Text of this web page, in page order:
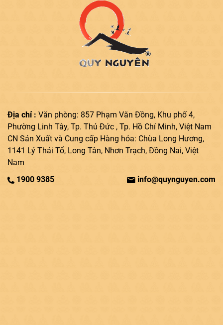
Địa chỉ : Văn phòng: 857 Phạm Văn Đồng, Khu phố 4,
Phường Linh Tây, Tp. Thủ Đức , Tp. Hồ Chí Minh, Việt Nam
CN Sản Xuất và Cung cấp Hàng hóa: Chùa Long Hương,
1141 Lý Thái Tổ, Long Tân, Nhơn Trạch, Đồng Nai, Việt
Nam
1900 9385
info@quynguyen.com